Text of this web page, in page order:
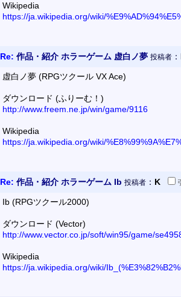
Wikipedia
https://ja.wikipedia.org/wiki/
Re: 作品・紹介 ホラーゲーム 虚白ノ夢 投稿者 ：
虚白ノ夢 (RPGツクール VX Ace)
ダウンロード (ふりーむ！)
http://www.freem.ne.jp/win/game/9116
Wikipedia
https://ja.wikipedia.org/wiki/
Re: 作品・紹介 ホラーゲーム Ib 投稿者 ： K
Ib (RPGツクール2000)
ダウンロード (Vector)
http://www.vector.co.jp/soft/win95/game/
Wikipedia
https://ja.wikipedia.org/wiki/